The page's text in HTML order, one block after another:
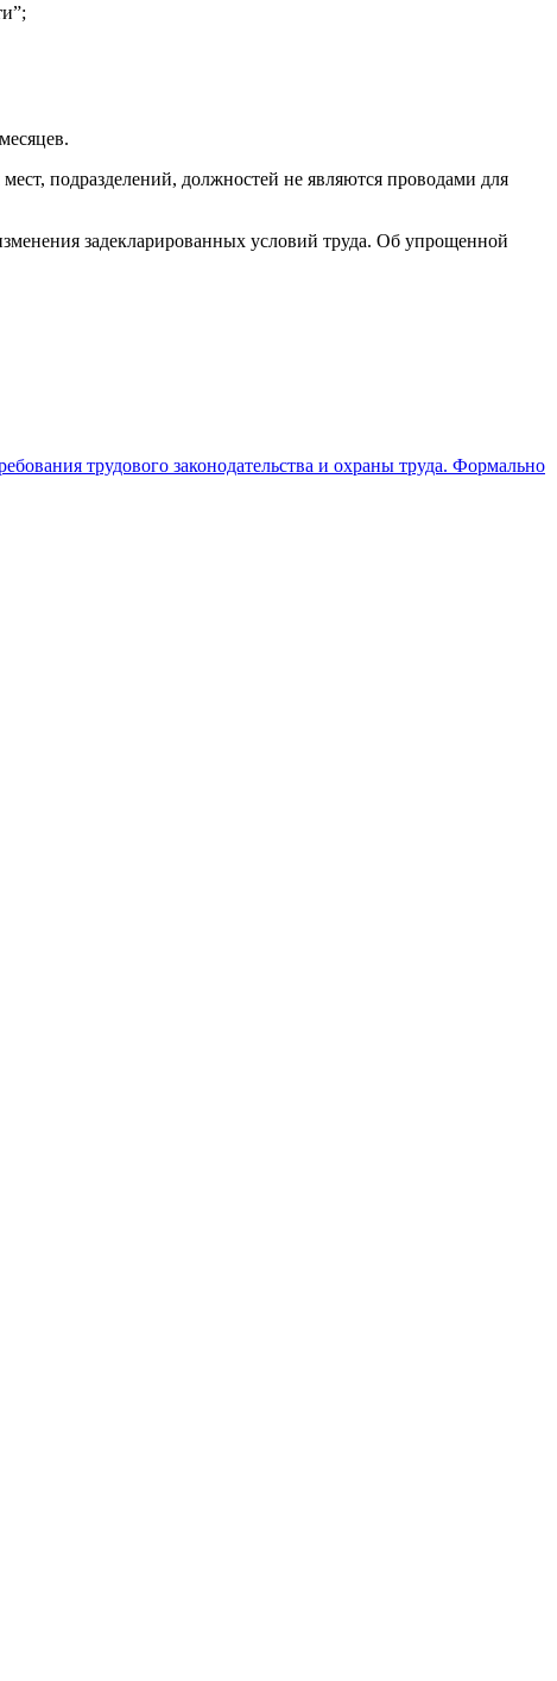
подразделений, должностей не являются проводами для
задекларированных условий труда. Об упрощенной
трудового законодательства и охраны труда. Формально